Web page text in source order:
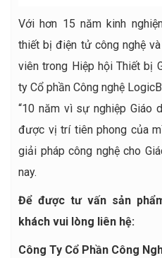
Với hơn 15 năm kinh
thiết bị điện tử công nghệ
viên trong Hiệp hội Thiết bị
ty Cổ phần Công nghệ
“10 năm vì sự nghiệp Giáo
được vị trí tiên phong của
giải pháp công nghệ cho
nay.
Để được tư vấn sản
khách vui lòng liên hệ:
Công Ty Cổ Phần Công